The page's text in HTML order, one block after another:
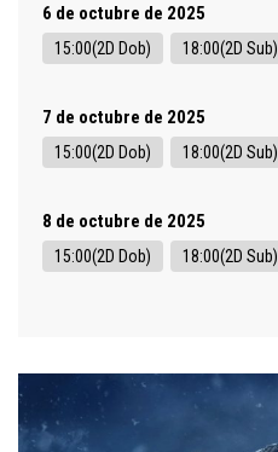
6 de octubre de 2025
15:00(2D Dob) 18:00(2D Sub)
7 de octubre de 2025
15:00(2D Dob) 18:00(2D Sub)
8 de octubre de 2025
15:00(2D Dob) 18:00(2D Sub)